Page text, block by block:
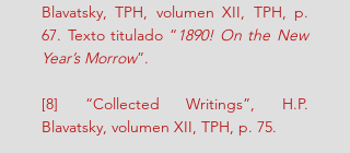
Blavatsky, TPH, volumen XII, TPH, p.
67. Texto titulado “ 1890! On the New
Year’s Morrow”.
[8] “Collected Writings”, H.P.
Blavatsky, volumen XII, TPH, p. 75.